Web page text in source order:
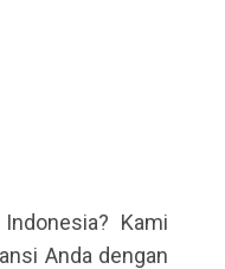
Kami
Anda dengan